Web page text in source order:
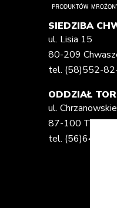
SIEDZIBA
ul. Lisia 15
80-209
tel. (58)552-
ODDZIAŁ
ul.
87-100 Toruń
tel. (56)648-82-